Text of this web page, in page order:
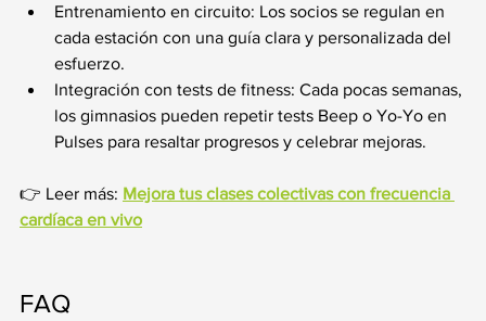
Entrenamiento en circuito: Los socios se regulan en
cada estación con una guía clara y personalizada del
esfuerzo.
Integración con tests de fitness: Cada pocas semanas,
los gimnasios pueden repetir tests Beep o Yo-Yo en
Pulses para resaltar progresos y celebrar mejoras.
👉 Leer más: Mejora tus clases colectivas con frecuencia
cardíaca en vivo
FAQ